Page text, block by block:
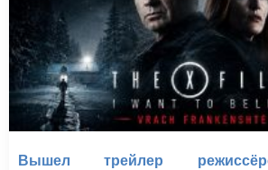
Вышел трейлер